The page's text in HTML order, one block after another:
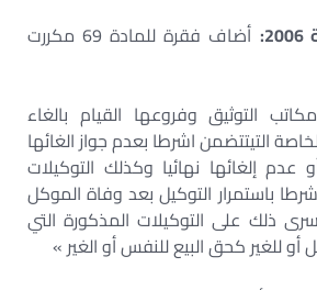
أضاف فقرة للمادة 69 مكررت
التوثيق وفروعها القيام بالغاء
التیتتضمن اشرطا بعدم جواز الغائها
عدم إلغائها نهائيا وكذلك التوكيلات
باستمرار التوكيل بعد وفاة الموكل
ذلك على التوكيلات المذكورة التي
للغير كحق البيع للنفس أو الغير »